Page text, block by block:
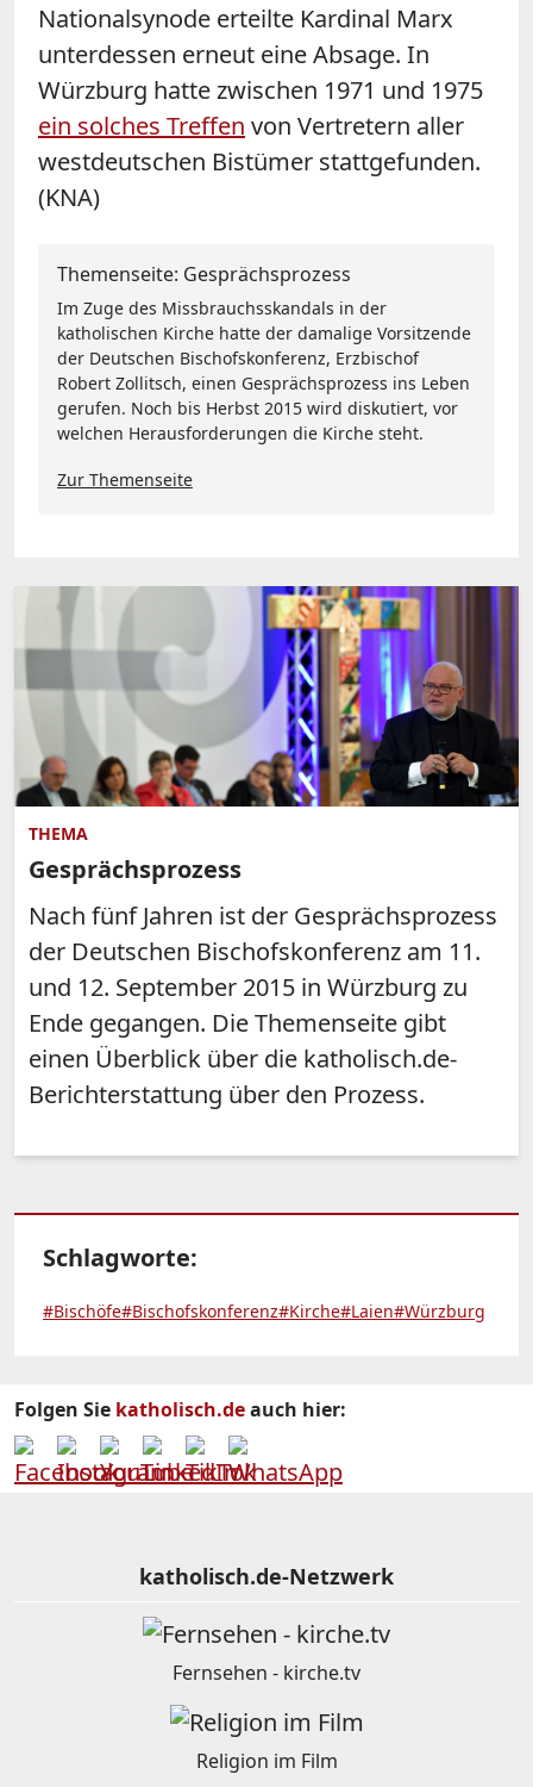
Nationalsynode erteilte Kardinal Marx
unterdessen erneut eine Absage. In
Würzburg hatte zwischen 1971 und 1975
ein solches Treffen von Vertretern aller
westdeutschen Bistümer stattgefunden.
(KNA)
Themenseite: Gesprächsprozess
Im Zuge des Missbrauchsskandals in der
katholischen Kirche hatte der damalige Vorsitzende
der Deutschen Bischofskonferenz, Erzbischof
Robert Zollitsch, einen Gesprächsprozess ins Leben
gerufen. Noch bis Herbst 2015 wird diskutiert, vor
welchen Herausforderungen die Kirche steht.
Zur Themenseite
THEMA
Gesprächsprozess
Nach fünf Jahren ist der Gesprächsprozess
der Deutschen Bischofskonferenz am 11.
und 12. September 2015 in Würzburg zu
Ende gegangen. Die Themenseite gibt
einen Überblick über die katholisch.de-
Berichterstattung über den Prozess.
Schlagworte:
#Bischöfe#Bischofskonferenz#Kirche#Laien#Würzburg
Folgen Sie katholisch.deauch hier:
katholisch.de-Netzwerk
Fernsehen - kirche.tv
Religion im Film